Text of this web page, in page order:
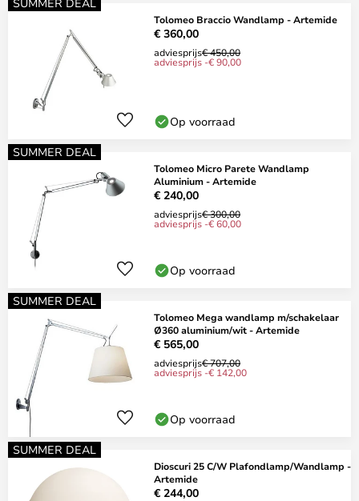
Tolomeo Braccio Wandlamp - Artemide
€ 360,00
adviesprijs€ 450,00
adviesprijs -€ 90,00
Op voorraad
SUMMER DEAL
Tolomeo Micro Parete Wandlamp
Aluminium - Artemide
€ 240,00
adviesprijs€ 300,00
adviesprijs -€ 60,00
Op voorraad
SUMMER DEAL
Tolomeo Mega wandlamp m/schakelaar
Ø360 aluminium/wit - Artemide
€ 565,00
adviesprijs€ 707,00
adviesprijs -€ 142,00
Op voorraad
SUMMER DEAL
Dioscuri 25 C/W Plafondlamp/Wandlamp -
Artemide
€ 244,00